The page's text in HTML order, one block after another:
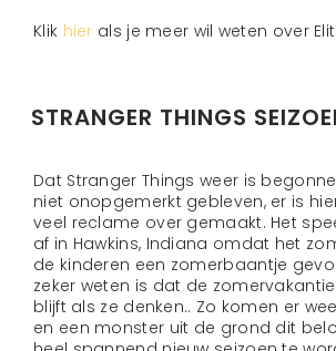
Klik hier als je meer wil weten over
STRANGER THINGS
Dat Stranger Things weer is
niet onopgemerkt gebleven, er is
veel reclame over gemaakt. Het
af in Hawkins, Indiana omdat het
de kinderen een zomerbaantje
zeker weten is dat de
blijft als ze denken.. Zo komen er
en een monster uit de grond dit